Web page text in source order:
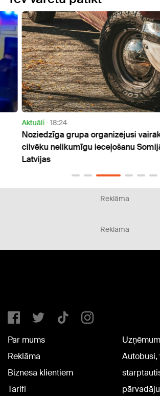
Aktuāli 16:15
Policija Daugavpilī atrod gandrīz
amfetamīna
Reklāma
Reklāma
Par mums
Reklāma
Biznesa klientiem
Tarifi
Autobusi,